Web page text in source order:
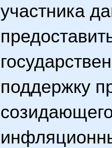
участника
поддержку